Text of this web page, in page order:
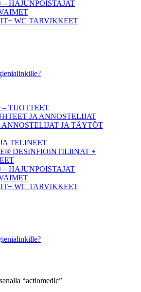
HAJUNPOISTAJAT
WC TARVIKKEET
TUOTTEET
JA ANNOSTELIJAT
ANNOSTELIJAT JA TÄYTÖT
TELINEET
DESINFIOINTILIINAT +
HAJUNPOISTAJAT
WC TARVIKKEET
“actiomedic”